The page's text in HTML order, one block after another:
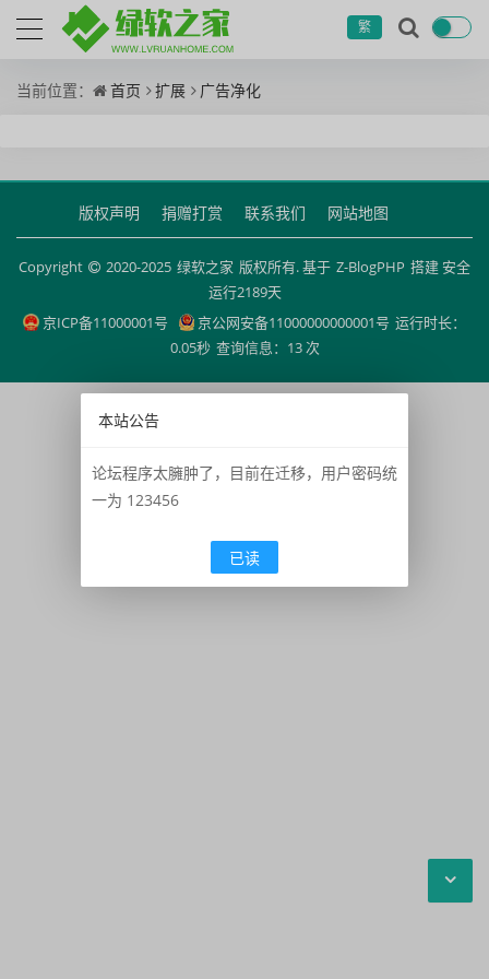
繁
当前位置： 首页 扩展 广告净化
版权声明 捐赠打赏 联系我们 网站地图
Copyright 2020-2025 绿软之家 版权所有. 基于 Z-BlogPHP 搭建 安全
运行2189天
京ICP备11000001号
京公网安备11000000000001号 运行时长：
0.05秒 查询信息：13 次
本站公告
论坛程序太臃肿了，目前在迁移，用户密码统
一为 123456
已读